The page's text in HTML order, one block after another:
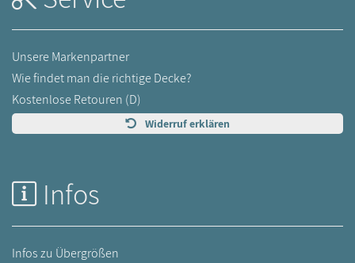
Unsere Markenpartner
Wie findet man die richtige Decke?
Kostenlose Retouren (D)
Widerruf erklären
Infos
Infos zu Übergrößen